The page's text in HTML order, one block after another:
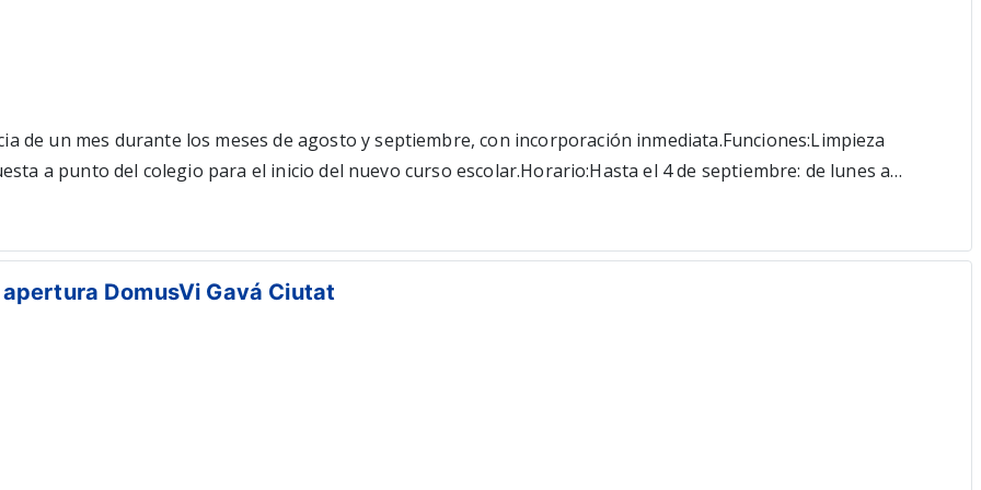
de un mes durante los meses de agosto y septiembre, con incorporación inmediata.Funciones:Limpieza
a punto del colegio para el inicio del nuevo curso escolar.Horario:Hasta el 4 de septiembre: de lunes a
al mesBeneficios:Parking gratuitoUniforme proporcionadoPreguntas para la solicitud:¿Resides en
Mañana y tardeExperiencia:Limpieza: 2 años (Deseable)Ubicación del trabajo: Empleo presencial
DomusVi Gavá Ciutat